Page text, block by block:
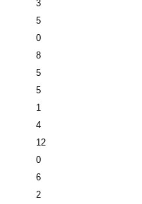
3
5
0
8
5
5
1
4
12
0
6
2